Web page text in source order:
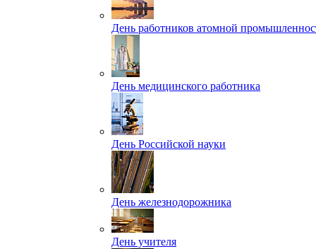
День работников атомной
День медицинского работника
День Российской науки
День железнодорожника
День учителя